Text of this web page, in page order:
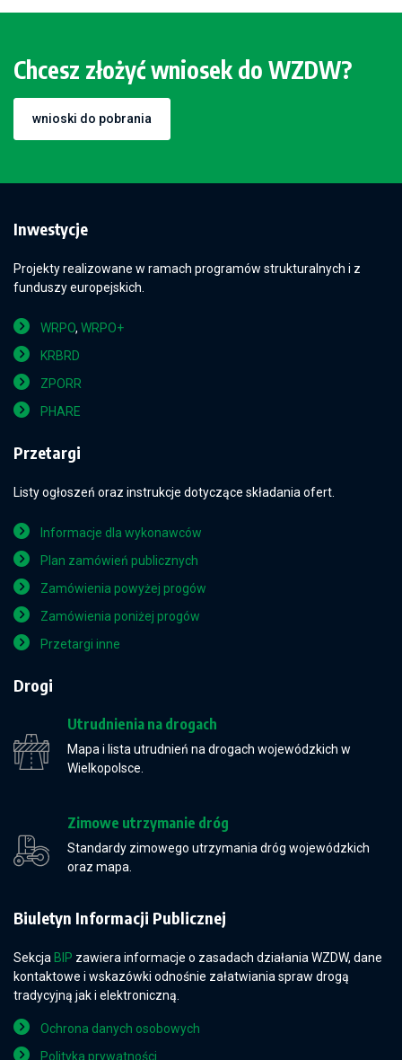
Chcesz złożyć wniosek do WZDW?
wnioski do pobrania
Inwestycje
Projekty realizowane w ramach programów strukturalnych i z
funduszy europejskich.
WRPO, WRPO+
KRBRD
ZPORR
PHARE
Przetargi
Listy ogłoszeń oraz instrukcje dotyczące składania ofert.
Informacje dla wykonawców
Plan zamówień publicznych
Zamówienia powyżej progów
Zamówienia poniżej progów
Przetargi inne
Drogi
Utrudnienia na drogach
Mapa i lista utrudnień na drogach wojewódzkich w
Wielkopolsce.
Zimowe utrzymanie dróg
Standardy zimowego utrzymania dróg wojewódzkich
oraz mapa.
Biuletyn Informacji Publicznej
Sekcja BIP zawiera informacje o zasadach działania WZDW, dane
kontaktowe i wskazówki odnośnie załatwiania spraw drogą
tradycyjną jak i elektroniczną.
Ochrona danych osobowych
Polityka prywatności